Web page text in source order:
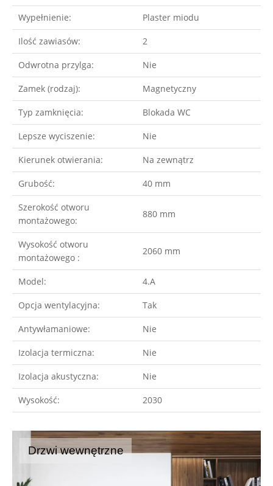
Wypełnienie: Plaster miodu
Ilość zawiasów: 2
Odwrotna przylga: Nie
Zamek (rodzaj): Magnetyczny
Typ zamknięcia: Blokada WC
Lepsze wyciszenie: Nie
Kierunek otwierania: Na zewnątrz
Grubość: 40 mm
Szerokość otworu
montażowego:
880 mm
Wysokość otworu
montażowego :
2060 mm
Model: 4.A
Opcja wentylacyjna: Tak
Antywłamaniowe: Nie
Izolacja termiczna: Nie
Izolacja akustyczna: Nie
Wysokość: 2030
Drzwi wewnętrzne